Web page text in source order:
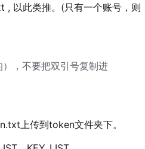
, 以此类推。(只有一个账号，则
，不要把双引号复制进
上传到token文件夹下。